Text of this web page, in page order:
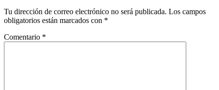
Tu dirección de correo electrónico no será publicada. Los campos
obligatorios están marcados con *
Comentario *